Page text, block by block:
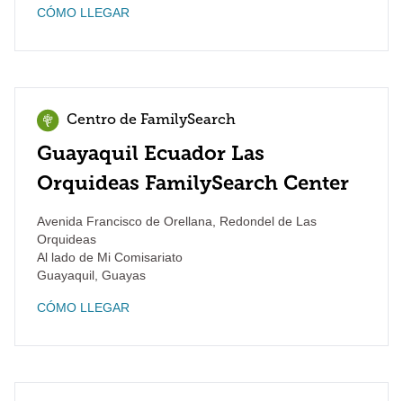
CÓMO LLEGAR
Centro de FamilySearch
Guayaquil Ecuador Las
Orquideas FamilySearch Center
Avenida Francisco de Orellana, Redondel de Las
Orquideas
Al lado de Mi Comisariato
Guayaquil Guayas
CÓMO LLEGAR